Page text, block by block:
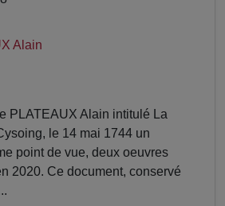
Alain
PLATEAUX Alain intitulé La
le 14 mai 1744 un
point de vue, deux oeuvres
2020. Ce document, conservé